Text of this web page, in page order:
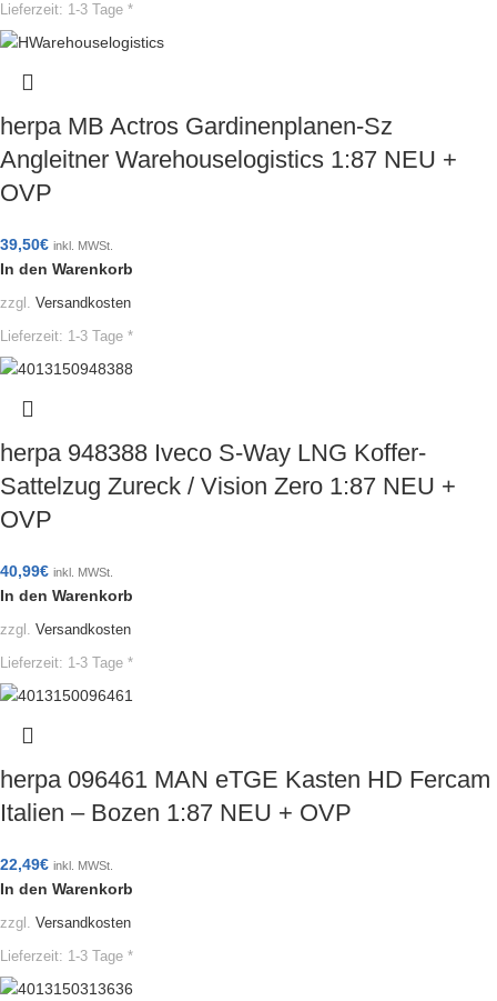
Lieferzeit: 1-3 Tage *
herpa MB Actros Gardinenplanen-Sz
Angleitner Warehouselogistics 1:87 NEU +
OVP
39,50€ inkl. MWSt.
In den Warenkorb
zzgl. Versandkosten
Lieferzeit: 1-3 Tage *
herpa 948388 Iveco S-Way LNG Koffer-
Sattelzug Zureck / Vision Zero 1:87 NEU +
OVP
40,99€ inkl. MWSt.
In den Warenkorb
zzgl. Versandkosten
Lieferzeit: 1-3 Tage *
herpa 096461 MAN eTGE Kasten HD Fercam
Italien – Bozen 1:87 NEU + OVP
22,49€ inkl. MWSt.
In den Warenkorb
zzgl. Versandkosten
Lieferzeit: 1-3 Tage *